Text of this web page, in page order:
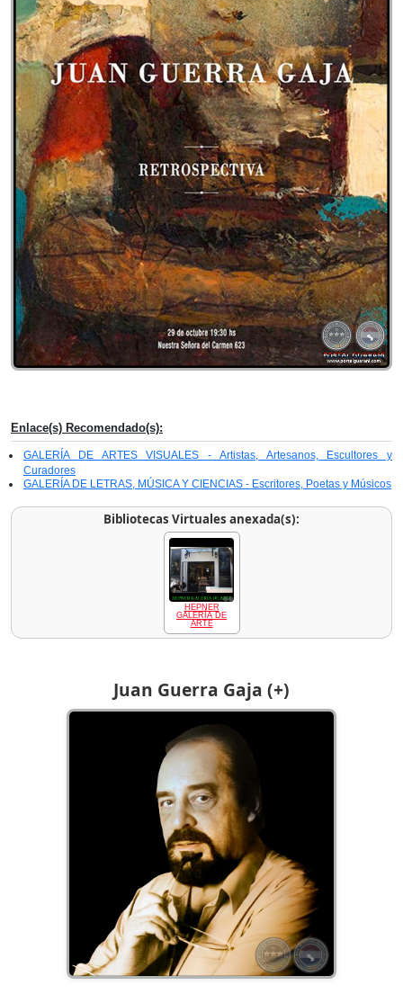
Juan Guerra Gaja (+)
Enlace(s) Recomendado(s):
GALERÍA DE ARTES VISUALES - Artistas, Artesanos, Escultores y
Curadores
GALERÍA DE LETRAS, MÚSICA Y CIENCIAS - Escritores, Poetas y Músicos
Bibliotecas Virtuales anexada(s):
HEPNER
GALERÍA DE
ARTE